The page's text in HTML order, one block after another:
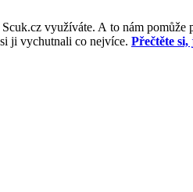
využíváte. A to nám pomůže
ji vychutnali co nejvíce. Přečtěte